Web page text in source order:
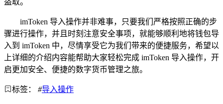
imToken 导入操作并非难事，只要我们严格按照正确的步
骤进行操作，并且时刻注意安全事项，就能够顺利地将钱包导
入到 imToken 中，尽情享受它为我们带来的便捷服务，希望以
上详细的介绍内容能帮助大家轻松完成 imToken 导入操作，开
启更加安全、便捷的数字货币管理之旅。
标签： #导入操作